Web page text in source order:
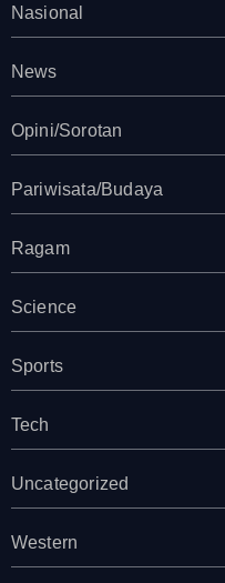
Nasional
News
Opini/Sorotan
Pariwisata/Budaya
Ragam
Science
Sports
Tech
Uncategorized
Western